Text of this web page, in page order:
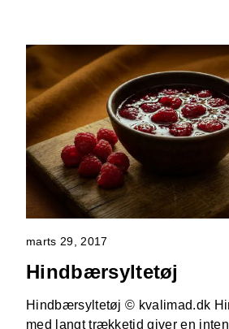
marts 29, 2017
Hindbærsyltetøj
Hindbærsyltetøj © kvalimad.dk
med langt trækketid giver en